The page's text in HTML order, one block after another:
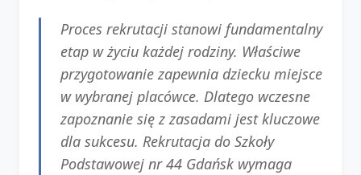
Proces rekrutacji stanowi fundamentalny
etap w życiu każdej rodziny. Właściwe
przygotowanie zapewnia dziecku miejsce
w wybranej placówce. Dlatego wczesne
zapoznanie się z zasadami jest kluczowe
dla sukcesu. Rekrutacja do Szkoły
Podstawowej nr 44 Gdańsk wymaga